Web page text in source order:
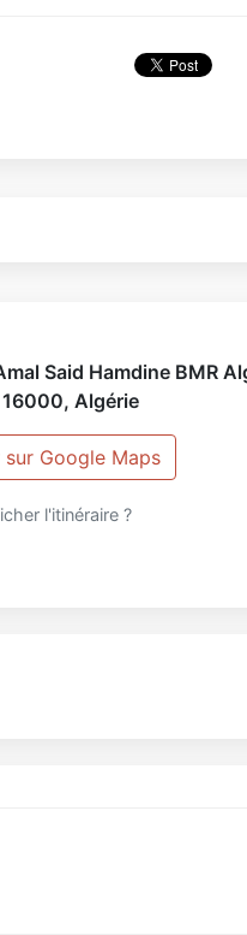
Said Hamdine BMR
16000, Algérie
Google Maps
l'itinéraire ?